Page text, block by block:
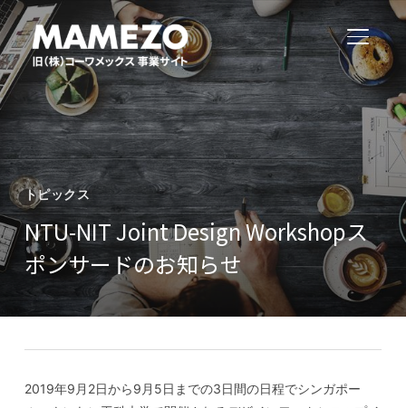
サイド
トピックス
NTU-NIT Joint Design Workshopス
ポンサードのお知らせ
2019年9月2日から9月5日までの3日間の日程でシンガポー